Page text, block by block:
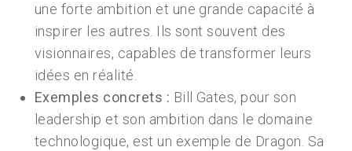
une forte ambition et une grande capacité à
inspirer les autres. Ils sont souvent des
visionnaires, capables de transformer leurs
idées en réalité.
Exemples concrets : Bill Gates, pour son
leadership et son ambition dans le domaine
technologique, est un exemple de Dragon. Sa